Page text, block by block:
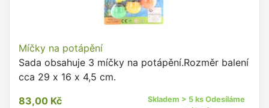
Míčky na potápění
Sada obsahuje 3 míčky na potápění.Rozměr balení
cca 29 x 16 x 4,5 cm.
83,00 Kč
Skladem > 5 ks Odesíláme